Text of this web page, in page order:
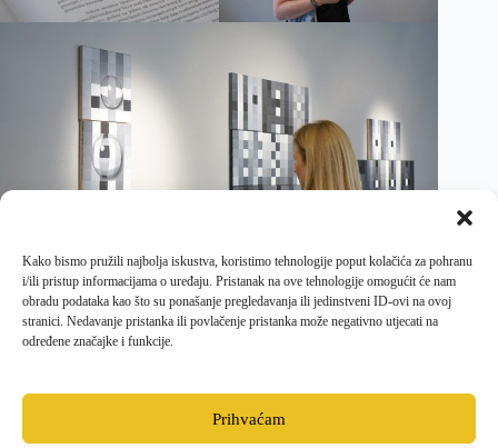
Kako bismo pružili najbolja iskustva, koristimo tehnologije poput kolačića za pohranu
i/ili pristup informacijama o uređaju. Pristanak na ove tehnologije omogućit će nam
obradu podataka kao što su ponašanje pregledavanja ili jedinstveni ID-ovi na ovoj
stranici. Nedavanje pristanka ili povlačenje pristanka može negativno utjecati na
određene značajke i funkcije.
Prihvaćam
PRETHODNI SLJEDEĆI